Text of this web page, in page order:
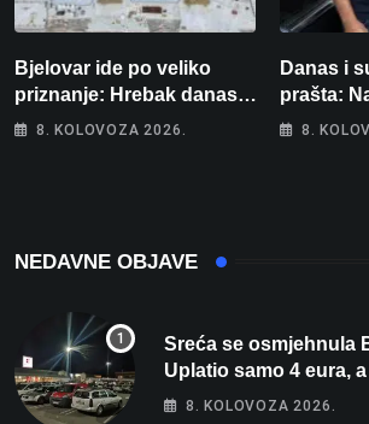
Bjelovar ide po veliko
priznanje: Hrebak danas u
Parizu predstavlja
8. KOLOVOZA 2026.
Danas i
prašta:
posebno
8.
NEDAVNE OBJAVE
Sreća se osmjehnula
Uplatio samo 4 eura,
80 tisuća eura
8. KOLOVOZA 2026.